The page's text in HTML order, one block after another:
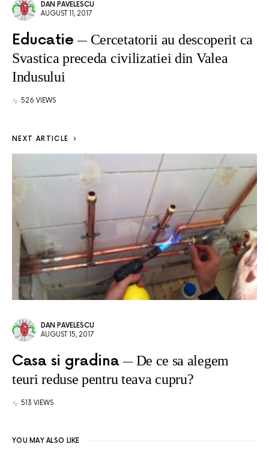
DAN PAVELESCU
AUGUST 11, 2017
Educatie
Cercetatorii au descoperit ca
Svastica preceda civilizatiei din Valea
Indusului
526 VIEWS
NEXT ARTICLE
DAN PAVELESCU
AUGUST 15, 2017
Casa si gradina
De ce sa alegem
teuri reduse pentru teava cupru?
513 VIEWS
YOU MAY ALSO LIKE